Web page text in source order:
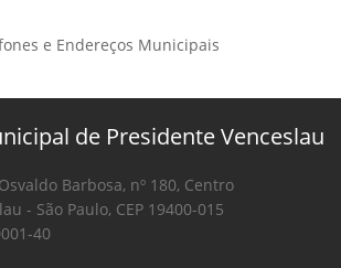
e Endereços Municipais
de Presidente Venceslau
Barbosa, nº 180, Centro
- São Paulo, CEP 19400-015
40